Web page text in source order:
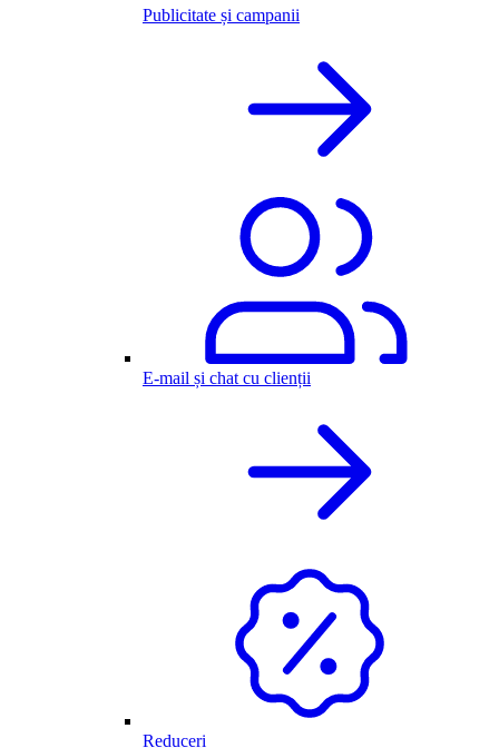
Publicitate și campanii
E-mail și chat cu clienții
Reduceri